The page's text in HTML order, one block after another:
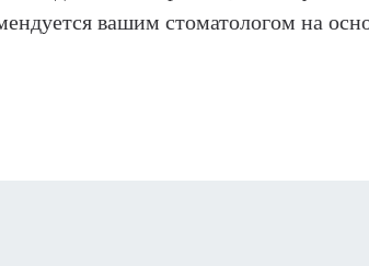
вашим стоматологом на